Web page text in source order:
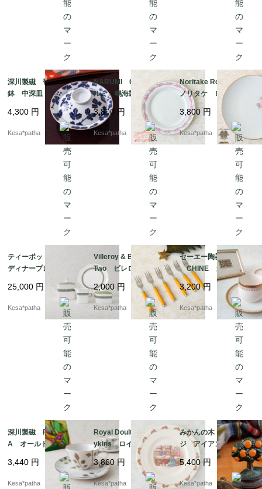
深川製磁 葡萄 蓋付
鉢 中深皿 有田焼
4,300 円
Kesa*patha
NARUMI CHINA ナ
ルミ 鳴海製陶 オー
ルドナルミ ピンク
リーフ プレート ボ
ーンチャイナ ヴィン
テージ 超初期 希
3,800 円
Kesa*patha
Noritake Roseville
ノリタケ ローズビ
ル 薔薇 バラ 27c
m プレート ヴィン
テージ レトロ 日本
3,800 円
Kesa*patha
ティーポットセット＆
ディナープレート2枚
Royal Doulton Rond
elay ロイヤルドルト
ン ロンデレイ ティ
ーポット プレート
廃盤 ヴィンテージ
25,000 円
Kesa*patha
Villeroy & Boch Play
Two ビレロイ＆ボッ
ホ フォーク ヴィン
テージ カトラリー
イエロー イタリア
製 高品質ステンレ
2,000 円
Kesa*patha
セーエー陶器 SEYEI
CHINE カップ＆ソ
ーサー 昭和レトロ
日本
3,200円
Kesa*patha
深川製磁 FUKAGAW
A オールド深川 カ
ップ＆ソーサー 大正
モダン 日本
3,440 円
Kesa*patha
Royal Doulton Bunn
ykins ロイヤルドルト
ン バニキンズ ショ
ッピング プレート
ヴィンテージ イギリ
3,860円
Kesa*patha
みかんの木 オレン
ジ アイアン 鉄製
ツリー オブジェ ミ
ニドアストッパー イ
ンテリア
5,400 円
Kesa*patha